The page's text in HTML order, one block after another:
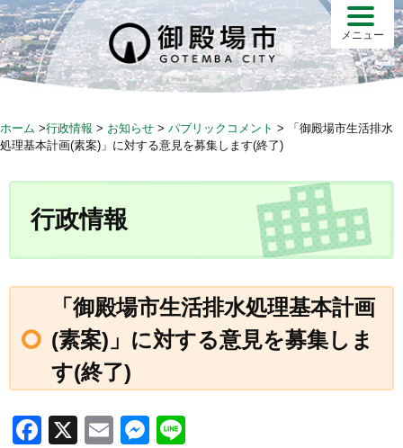
S
k
i
p
c
メニュー
ホーム >行政情報 > お知らせ > パブリックコメント >
「御殿場市生活排水
処理基本計画(素案)」に対する意見を募集します(終了)
行政情報
「御殿場市生活排水処理基本計画
(素案)」に対する意見を募集しま
す(終了)
F
X
E
M